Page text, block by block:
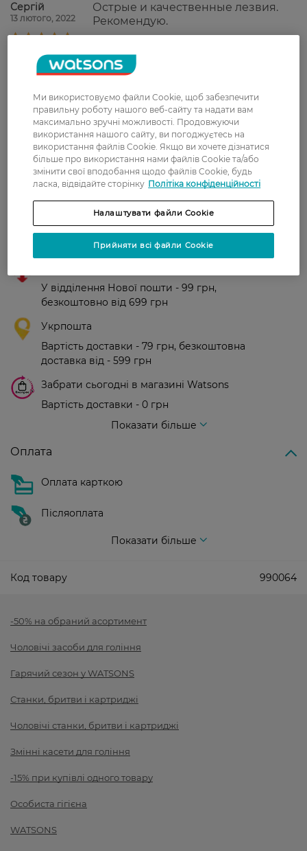
Сергій
13 лютого, 2022
Острые и качественные лезвия.
Рекомендую.
Артем
20 січня, 2022
Леза відмінної якості, забезпечують
комфортне гоління
игорь
17 січня, 2022
супер! мне понравилось! бреют
легко и приятно!
Показати ще
Доставка
У відділення Нової пошти - 99 грн,
безкоштовно від 699 грн
Укрпошта
Вартість доставки - 79 грн, безкоштовна
доставка від - 599 грн
Забрати сьогодні в магазині Watsons
Вартість доставки - 0 грн
Показати більше
Оплата
Оплата карткою
Післяоплата
Показати більше
Код товару 990064
-50% на обраний асортимент
Чоловічі засоби для гоління
Гарячий сезон у WATSONS
Станки, бритви і картриджі
Чоловічі станки, бритви і картриджі
Змінні касети для гоління
-15% при купівлі одного товару
Особиста гігієна
WATSONS
Ми використовуємо файли Cookie, щоб забезпечити
правильну роботу нашого веб-сайту та надати вам
максимально зручні можливості. Продовжуючи
використання нашого сайту, ви погоджуєтесь на
використання файлів Cookie. Якщо ви хочете дізнатися
більше про використання нами файлів Cookie та/або
змінити свої вподобання щодо файлів Cookie, будь
ласка, відвідайте сторінку Політіка конфіденційності
Налаштувати файли Cookie
Прийняти всі файли Cookie